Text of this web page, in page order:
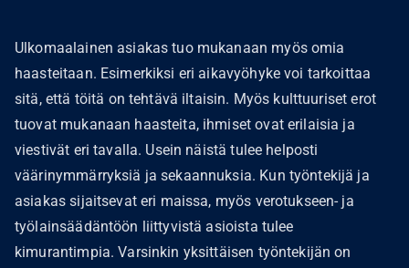
Ulkomaalainen asiakas tuo mukanaan myös omia
haasteitaan. Esimerkiksi eri aikavyöhyke voi tarkoittaa
sitä, että töitä on tehtävä iltaisin. Myös kulttuuriset erot
tuovat mukanaan haasteita, ihmiset ovat erilaisia ja
viestivät eri tavalla. Usein näistä tulee helposti
väärinymmärryksiä ja sekaannuksia. Kun työntekijä ja
asiakas sijaitsevat eri maissa, myös verotukseen- ja
työlainsäädäntöön liittyvistä asioista tulee
kimurantimpia. Varsinkin yksittäisen työntekijän on